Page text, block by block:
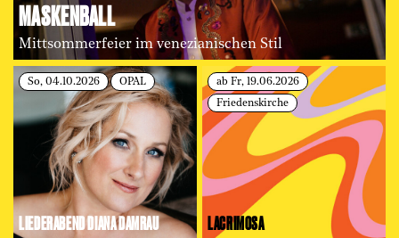
MASKENBALL
Mittsommerfeier im venezianischen Stil
So, 04.10.2026 OPAL
LIEDERABEND DIANA DAMRAU
ab Fr, 19.06.2026
Friedenskirche
LACRIMOSA